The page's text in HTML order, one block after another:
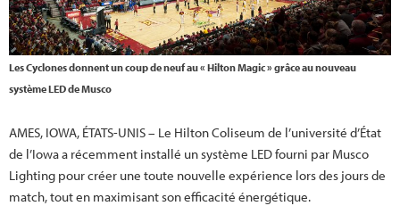
Les Cyclones donnent un coup de neuf au « Hilton Magic » grâce au nouveau
système LED de Musco
AMES, IOWA, ÉTATS-UNIS – Le Hilton Coliseum de l’université d’État
de l’Iowa a récemment installé un système LED fourni par Musco
Lighting pour créer une toute nouvelle expérience lors des jours de
match, tout en maximisant son efficacité énergétique.